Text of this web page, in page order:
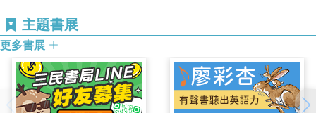
主題書展
更多書展